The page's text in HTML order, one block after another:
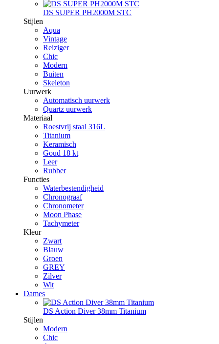
DS SUPER PH2000M STC
Stijlen
Aqua
Vintage
Reiziger
Chic
Modern
Buiten
Skeleton
Uurwerk
Automatisch uurwerk
Quartz uurwerk
Materiaal
Roestvrij staal 316L
Titanium
Keramisch
Goud 18 kt
Leer
Rubber
Functies
Waterbestendigheid
Chronograaf
Chronometer
Moon Phase
Tachymeter
Kleur
Zwart
Blauw
Groen
GREY
Zilver
Wit
Dames
DS Action Diver 38mm Titanium
Stijlen
Modern
Chic